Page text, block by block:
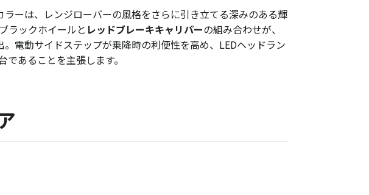
ラーは、レンジローバーの風格をさらに引き立てる深みのある輝
ラックホイールと レッドブレーキキャリパーの組み合わせが、
電動サイドステップが乗降時の利便性を高め、LEDヘッドラン
あることを主張します。